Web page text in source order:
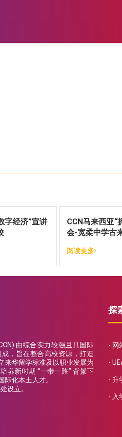
字经济”宣讲
CCN马来西亚“
会-宽柔中学古
阅读更多
由综合实力较强且具国际
，旨在整合高校资源，打造
来华留学标准及以职业发展为
养新时期 “一带一路” 背景下
际化本土人才。
设立。
探
网
升
入